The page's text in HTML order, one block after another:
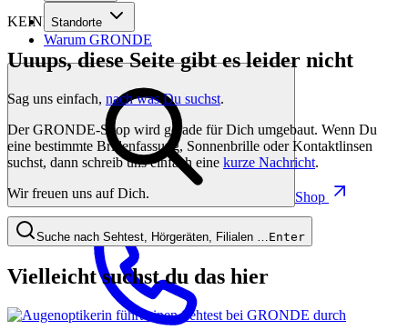
Standorte
Warum GRONDE
Shop
KEINE SORGE!
Uuups, diese Seite gibt es leider nicht
Sag uns einfach, nach was Du suchst.
Der GRONDE-Shop wird gerade für Dich umgebaut. Wenn Du
eine bestimmte Brillenfassung, Sonnenbrille oder Kontaktlinsen
suchst, dann schreib uns einfach eine kurze Nachricht.
Wir freuen uns auf Dich.
Suche nach Sehtest, Hörgeräten, Filialen … Enter
Vielleicht suchst du das hier